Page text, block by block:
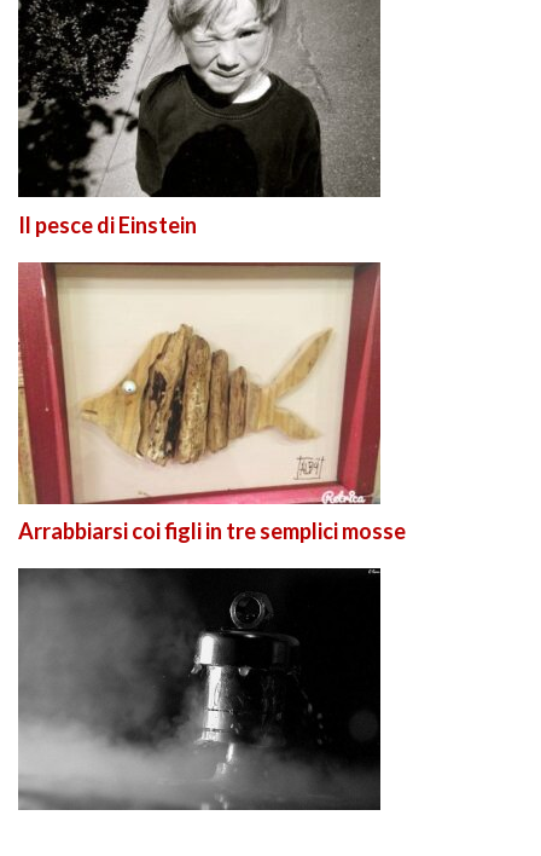
Il pesce di Einstein
Arrabbiarsi coi figli in tre semplici mosse